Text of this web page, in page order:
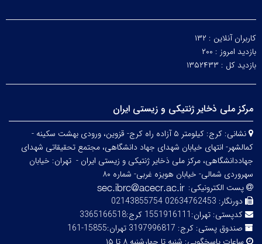
کاربران آنلاین : ۱۳۲
بازدید امروز : ۲۰۰
بازدید کل : ۱۳۵۲۴۳۳
مرکز ملی ذخایر ژنتیکی و زیستی ایران
نشانی:
کرج: کیلومتر ۵ آزاده راه کرج- قزوین، ورودی بهشت سکینه -
کمالشهر- انتهای خیابان شهدای جهاد دانشگاهی، مجتمع تحقیقاتی شهدای
جهاددانشگاهی، مرکز ملی ذخایر ژنتیکی و زیستی ایران - تهران: خیابان
سهروردی شمالی- خیابان هویزه غربی- شماره ۸۰
پست الکترونیکی:
دورنگار: 02634762453 02143855754
کدپستی: تهران:1551916111 کرج:3365166518
صندوق پستی: کرج: 3197996817 تهران:15855-161